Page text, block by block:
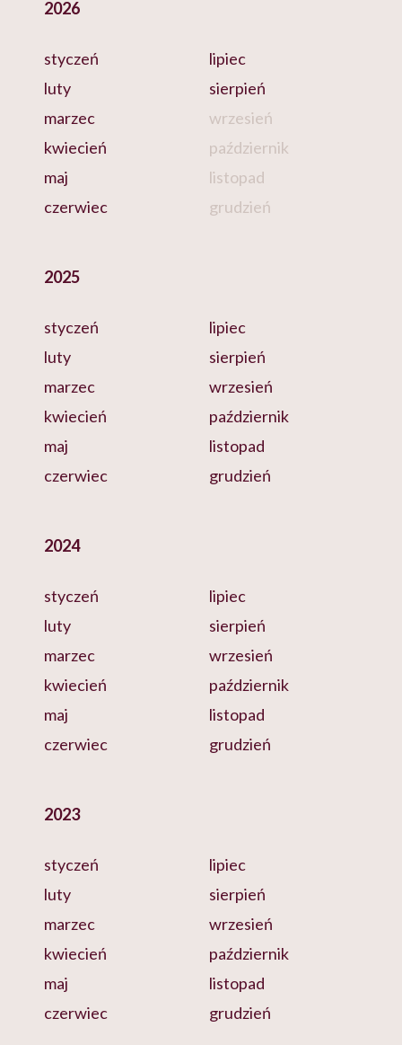
2026
styczeń
luty
marzec
kwiecień
maj
czerwiec
lipiec
sierpień
wrzesień
październik
listopad
grudzień
2025
styczeń
luty
marzec
kwiecień
maj
czerwiec
lipiec
sierpień
wrzesień
październik
listopad
grudzień
2024
styczeń
luty
marzec
kwiecień
maj
czerwiec
lipiec
sierpień
wrzesień
październik
listopad
grudzień
2023
styczeń
luty
marzec
kwiecień
maj
czerwiec
lipiec
sierpień
wrzesień
październik
listopad
grudzień